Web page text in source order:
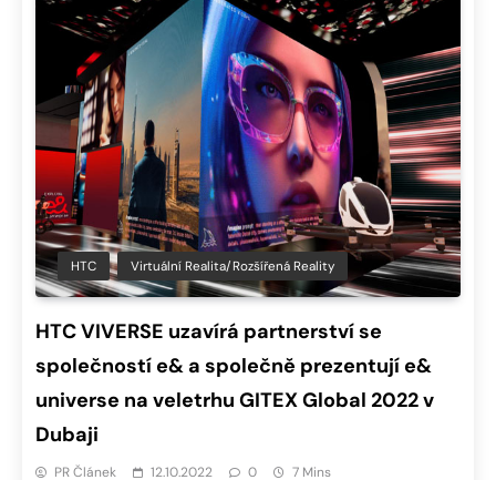
HTC Virtuální Realita/Rozšířená Reality
HTC VIVERSE uzavírá partnerství se
společností e& a společně prezentují e&
universe na veletrhu GITEX Global 2022 v
Dubaji
PR Článek 12.10.2022 0 7 Mins